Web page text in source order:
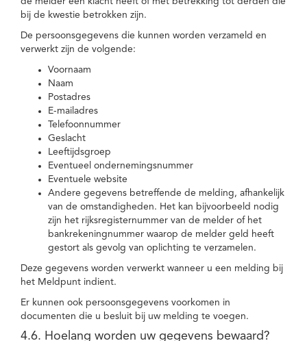
bij de kwestie betrokken zijn.
De persoonsgegevens die kunnen worden verzameld en
verwerkt zijn de volgende:
Voornaam
Naam
Postadres
E-mailadres
Telefoonnummer
Geslacht
Leeftijdsgroep
Eventueel ondernemingsnummer
Eventuele website
Andere gegevens betreffende de melding, afhankelijk
van de omstandigheden. Het kan bijvoorbeeld nodig
zijn het rijksregisternummer van de melder of het
bankrekeningnummer waarop de melder geld heeft
gestort als gevolg van oplichting te verzamelen.
Deze gegevens worden verwerkt wanneer u een melding bij
het Meldpunt indient.
Er kunnen ook persoonsgegevens voorkomen in
documenten die u besluit bij uw melding te voegen.
4.6. Hoelang worden uw gegevens bewaard?